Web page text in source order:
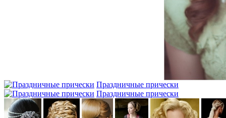
Праздничные прически
Праздничные прически